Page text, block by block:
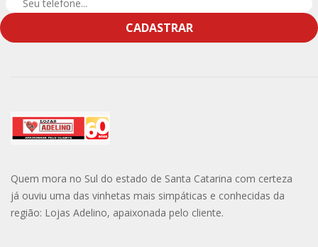
CADASTRAR
Quem mora no Sul do estado de Santa Catarina com certeza
já ouviu uma das vinhetas mais simpáticas e conhecidas da
região: Lojas Adelino, apaixonada pelo cliente.